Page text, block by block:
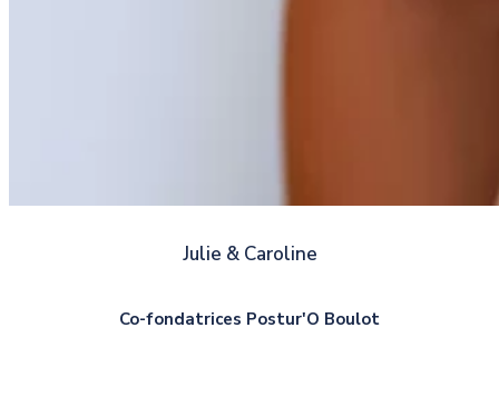
Julie & Caroline
Co-fondatrices Postur'O Boulot